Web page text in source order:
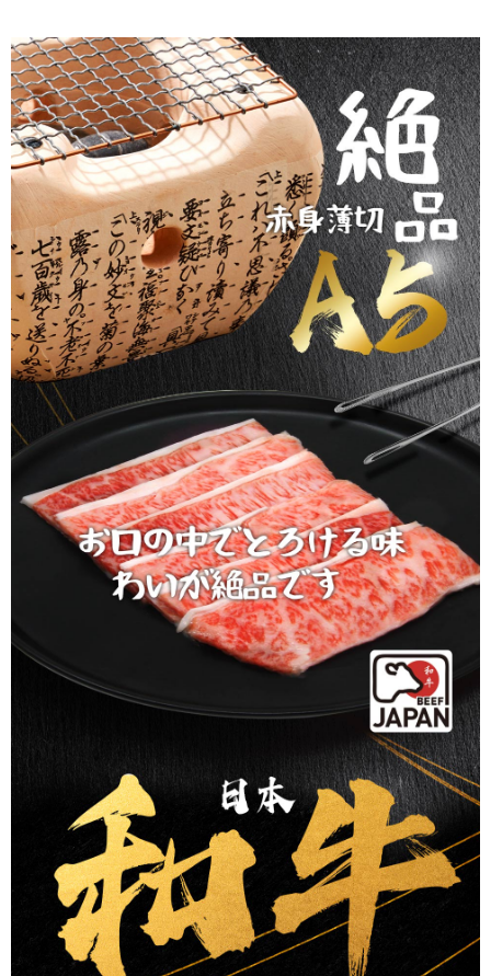
【繳款方式說明】
1.分期款項不併入電信帳單，「大哥付你分期」於每月結算日後寄送繳費提
醒簡訊。
2.透過簡訊連結打開帳單後，可選擇「超商條碼／台灣大直營門市／銀行轉
帳／街口支付／iPASS MONEY」等通路繳費。
【注意事項】
1.本服務係由「台灣大哥大股份有限公司」（以下簡稱本公司）所提供，讓
用戶於交易時，得透過本服務購買商品或服務，並由商店將買賣／分期付款
買賣價金債權讓與本公司後，依約使用本公司帳單繳交帳款。
2.基於同意付款使用「大哥付你分期」之契約關係目的，商店將以您的個人
資料（包含姓名、電話或地址）提供予台灣大哥大進項蒐集、處理及利用，
由本公司與您本人進行分期帳單所需資料之確認、核對及更正。
3.完整用戶服務條款，請詳閱以下連結： https://oppay.tw/userRule
【「AFTEE先享後付」結帳流程】
１．於結帳方式選擇「AFTEE先享後付」後，將跳轉至「AFTEE先享後付」
結帳頁面，進行簡訊認證並確認金額後，即可完成結帳。
２．訂單成立數日內，您將收到繳費通知簡訊。
３．收到繳費通知簡訊後14天內，點擊此簡訊中的連結，可透過四大超商／
ATM／網路銀行／等多元方式進行付款，方視為交易完成。
※ 請注意：結帳手續完成當下不需立刻繳費，但若您需要取消訂單，請聯絡
購買商品的店家。未經商家同意取消之訂單仍視為有效，需透過AFTEE先享
後付繳納相關費用。
※ 交易是否成功請以「AFTEE先享後付 」之結帳頁面顯示為準，若有關於
是否繳費成功／繳費後需取消欲退款等相關疑問，請聯繫「AFTEE先享後付
客戶支援中心」https://netprotections.freshdesk.com/support/home
【注意事項】
１．透過由恩沛科技股份有限公司提供之「AFTEE先享後付」服務完成之交
易，需依本服務之必要範圍內提供個人資料，並將交易相關給付款項請求債
權轉讓予恩沛科技股份有限公司。
２．關於個人資料處理事宜，請瀏覽以下網址：
https://aftee.tw/terms/#terms3
３．未成年的使用者請事先徵得法定代理人或監護人之同意方可使用
「AFTEE先享後付」，若未經同意申辦者引起之損失，本公司不負相關責
４．使用「AFTEE先享後付」時，將依據個別帳號之用戶狀況，依本公司即
時審查核予不同之上限額度；若仍有額度不足之情形，本公司將視審查結果
請求用戶進行身份認證。
５．嚴禁一人註冊多個帳號或使用他人資訊註冊。若發現惡意使用之情形，
恩沛科技股份有限公司將有權停止該用戶之使用額度並採取法律行動。
運送方式
全家冷凍超取(購買金額最高到2999元，超過請選宅配)(離島
不適用此配送)
每筆NT$150，滿NT$2,500(含以上)免運費
7-11冷凍超取(預計3-5天)(購買金額最高到2999元，超過請選
宅配)
每筆NT$200，滿NT$2,500(含以上)免運費
冷凍宅配(配送時間18:00前)(如要選取7-11超取，單筆訂單金額最高
不能超過3000元)
每筆NT$250，滿NT$3,000(含以上)免運費
離島冷凍宅配(配送時間18:00前)
每筆NT$400，滿NT$6,000(含以上)免運費
冷凍貨到付款（配送時間18:00前）
每筆NT$250，滿NT$3,000(含以上)免運費